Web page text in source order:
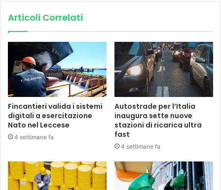
Articoli Correlati
Fincantieri valida i sistemi
digitali a esercitazione
Nato nel Leccese
4 settimane fa
Autostrade per l’Italia
inaugura sette nuove
stazioni di ricarica ultra
fast
4 settimane fa